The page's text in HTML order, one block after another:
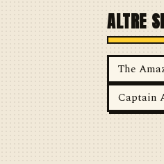
ALTRE
The
Captain